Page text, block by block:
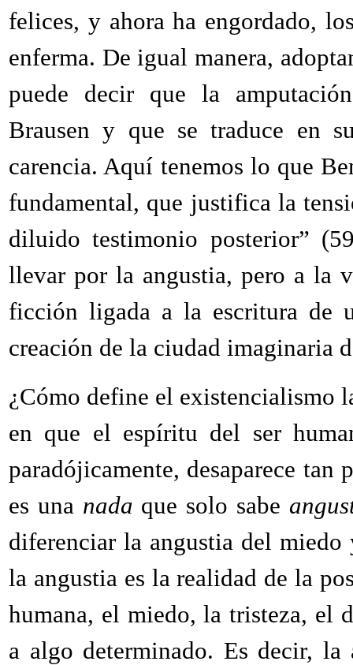
felices, y ahora ha engordado,
enferma. De igual manera,
puede decir que la
Brausen y que se traduce en
carencia. Aquí tenemos lo que
fundamental, que justifica la
diluido testimonio posterior”
llevar por la angustia, pero a la
ficción ligada a la escritura de
creación de la ciudad imaginaria
¿Cómo define el existencialismo
en que el espíritu del ser
paradójicamente, desaparece tan
es una nada que solo sabe
diferenciar la angustia del
la angustia es la realidad de la
humana, el miedo, la tristeza, el
a algo determinado. Es decir,